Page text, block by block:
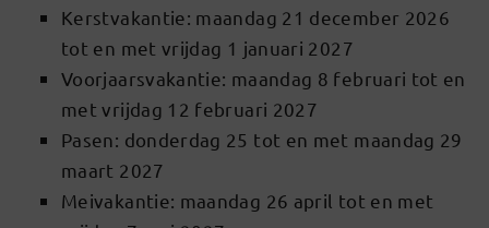
Kerstvakantie: maandag 21 december 2026
tot en met vrijdag 1 januari 2027
Voorjaarsvakantie: maandag 8 februari tot en
met vrijdag 12 februari 2027
Pasen: donderdag 25 tot en met maandag 29
maart 2027
Meivakantie: maandag 26 april tot en met